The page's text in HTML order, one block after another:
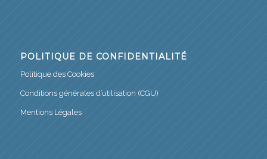
POLITIQUE DE CONFIDENTIALITÉ
Politique des Cookies
Conditions générales d’utilisation (CGU)
Mentions Légales